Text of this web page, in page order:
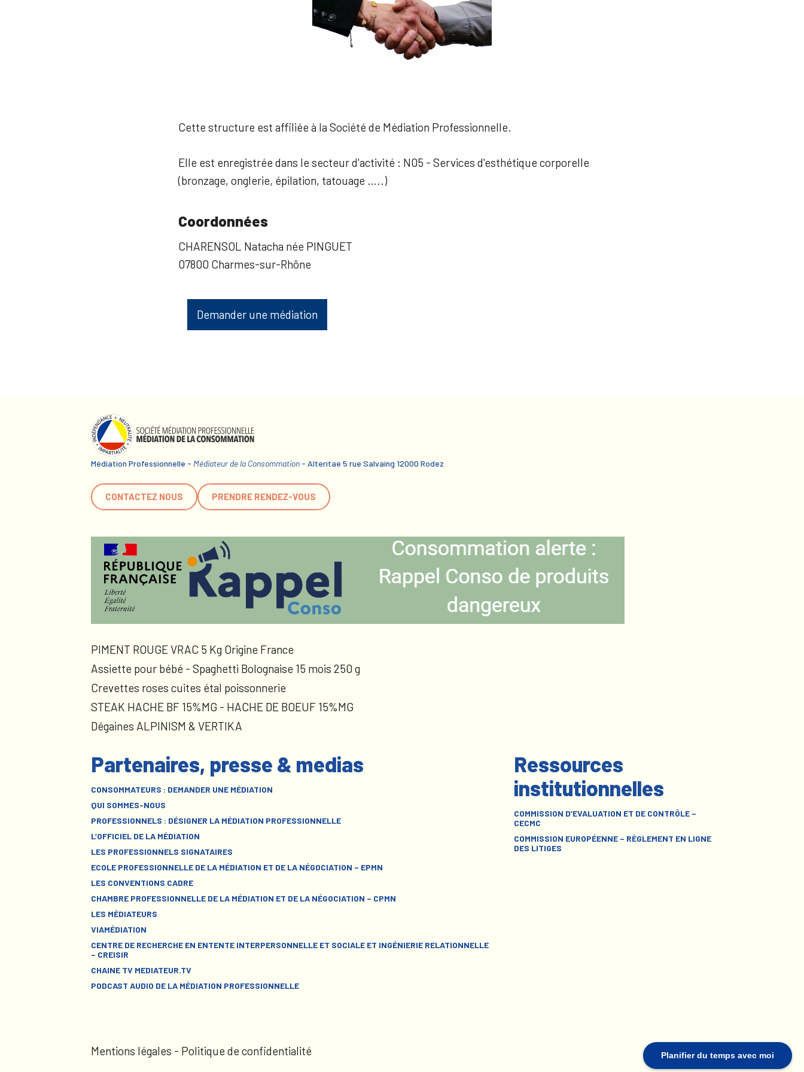
Planifier du temps avec moi
Cette structure est affiliée à la Société de Médiation Professionnelle.
Elle est enregistrée dans le secteur d'activité : N05 - Services d'esthétique corporelle
(bronzage, onglerie, épilation, tatouage …..)
Coordonnées
CHARENSOL Natacha née PINGUET
07800 Charmes-sur-Rhône
Demander une médiation
Médiation Professionnelle - Médiateur de la Consommation - Alteritae 5 rue Salvaing 12000 Rodez
CONTACTEZ NOUS PRENDRE RENDEZ-VOUS
PIMENT ROUGE VRAC 5 Kg Origine France
Assiette pour bébé - Spaghetti Bolognaise 15 mois 250 g
Crevettes roses cuites étal poissonnerie
STEAK HACHE BF 15%MG - HACHE DE BOEUF 15%MG
Dégaines ALPINISM & VERTIKA
Partenaires, presse & medias
CONSOMMATEURS : DEMANDER UNE MÉDIATION
QUI SOMMES-NOUS
PROFESSIONNELS : DÉSIGNER LA MÉDIATION PROFESSIONNELLE
L’OFFICIEL DE LA MÉDIATION
LES PROFESSIONNELS SIGNATAIRES
ECOLE PROFESSIONNELLE DE LA MÉDIATION ET DE LA NÉGOCIATION – EPMN
LES CONVENTIONS CADRE
CHAMBRE PROFESSIONNELLE DE LA MÉDIATION ET DE LA NÉGOCIATION – CPMN
LES MÉDIATEURS
VIAMÉDIATION
CENTRE DE RECHERCHE EN ENTENTE INTERPERSONNELLE ET SOCIALE ET INGÉNIERIE RELATIONNELLE
– CREISIR
CHAINE TV MEDIATEUR.TV
PODCAST AUDIO DE LA MÉDIATION PROFESSIONNELLE
Ressources
institutionnelles
COMMISSION D’EVALUATION ET DE CONTRÔLE –
CECMC
COMMISSION EUROPÉENNE – RÈGLEMENT EN LIGNE
DES LITIGES
Mentions légales - Politique de confidentialité